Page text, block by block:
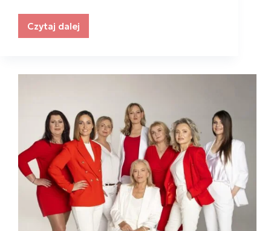
Czytaj dalej
7
warto
budowanie
silnej
marki